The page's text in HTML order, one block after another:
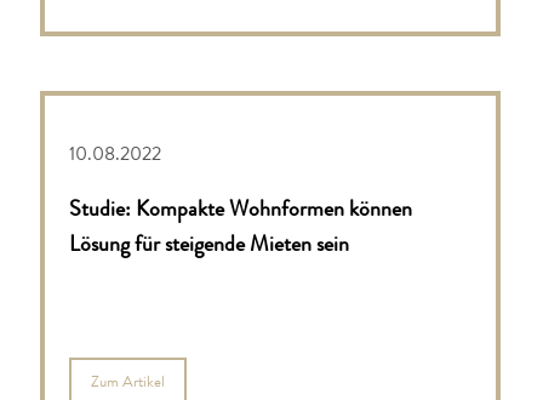
10.08.2022
Studie: Kompakte Wohnformen können
Lösung für steigende Mieten sein
Zum Artikel